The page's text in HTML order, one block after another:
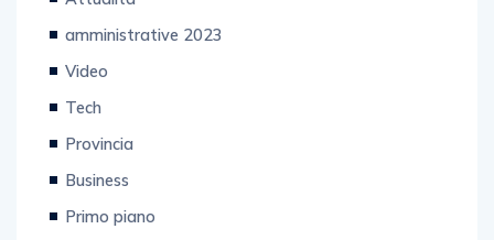
amministrative 2023
Video
Tech
Provincia
Business
Primo piano